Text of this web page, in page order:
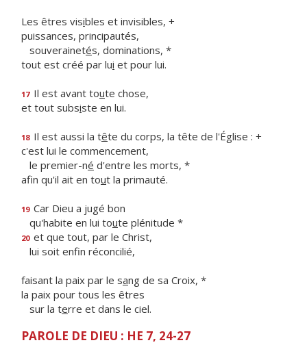
Les êtres visibles et invisibles, +
puissances, principautés,
souverainetés, dominations, *
tout est créé par lui et pour lui.
17 Il est avant toute chose,
et tout subsiste en lui.
18 Il est aussi la tête du corps, la tête de l'Église : +
c'est lui le commencement,
le premier-né d'entre les morts, *
afin qu'il ait en tout la primauté.
19 Car Dieu a jugé bon
qu'habite en lui toute plénitude *
20 et que tout, par le Christ,
lui soit enfn réconcilié,
faisant la paix par le sang de sa Croix, *
la paix pour tous les êtres
sur la terre et dans le ciel.
PAROLE DE DIEU : HE 7, 24-27